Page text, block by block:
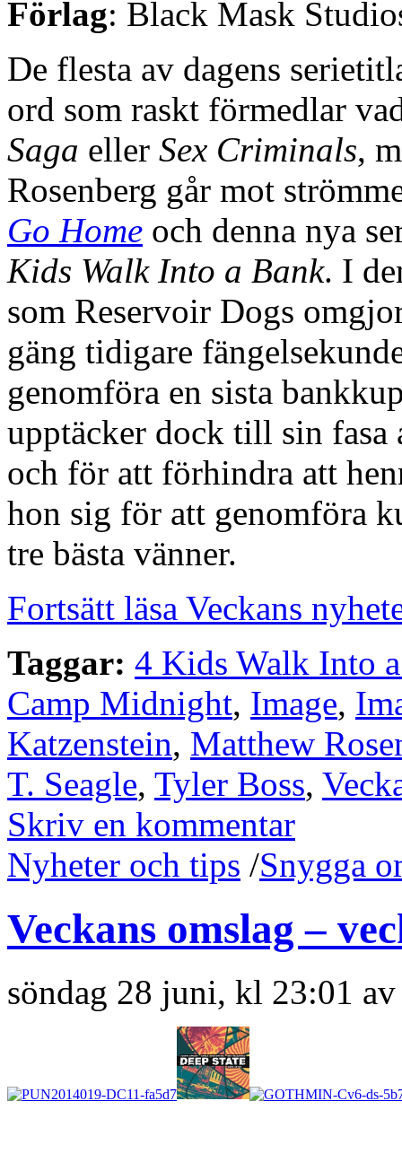
Förlag: Black Mask
De flesta av dagens
ord som raskt förmedlar
Saga eller Sex Criminals,
Rosenberg går mot
Go Home och denna nya
Kids Walk Into a Bank. I
som Reservoir Dogs
gäng tidigare
genomföra en sista
upptäcker dock till sin fasa
och för att förhindra att
hon sig för att genomföra
tre bästa vänner.
Fortsätt läsa Veckans
Taggar: 4 Kids Walk Into
Camp Midnight, Image,
Katzenstein, Matthew
T. Seagle, Tyler Boss,
Skriv en kommentar
Nyheter och tips /Snygga
Veckans omslag –
söndag 28 juni, kl 23:01 av